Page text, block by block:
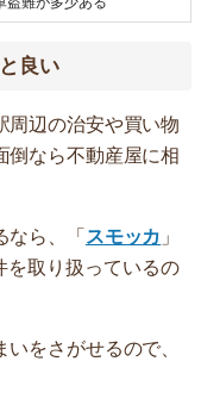
良い
周辺の治安や買い物
倒なら不動産屋に相
なら、「 スモッカ 」
を取り扱っているの
をさがせるので、